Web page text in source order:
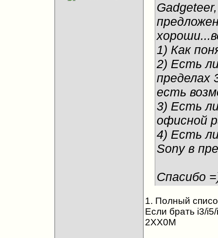
1) Как
2) Есть
пределах
есть
3) Есть
офисной
4) Есть
Sony в
Спасибо
1. Полный
Если брать i3/
2XX0M